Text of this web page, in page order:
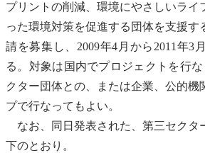
プリント の削減、環境にやさしいライ
った環境対策を促進する団体を支援す
請を募集し、2009年4月から2011年3
る。対象は国内でプロジェクトを行
クター団体との、または企業、公的機
プで行なってもよい。
なお、同日発表された、第三セクタ
下のとおり。